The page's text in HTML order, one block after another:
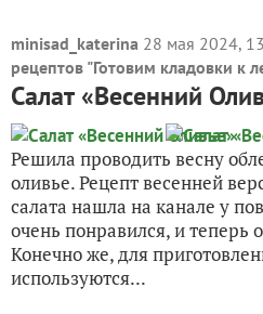
minisad_katerina 28 мая 2024,
рецептов "Готовим кладовки к
Салат «Весенний
Решила проводить весну
оливье. Рецепт весенней
салата нашла на канале у
очень понравился, и теперь
Конечно же, для
используются...